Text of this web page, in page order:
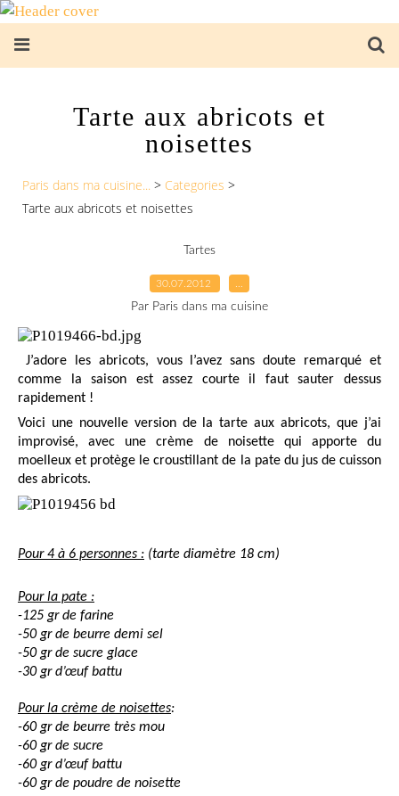
Tarte aux abricots et
noisettes
Paris dans ma cuisine... > Categories >
Tarte aux abricots et noisettes
Tartes
30.07.2012
Par Paris dans ma cuisine
J’adore les abricots, vous l’avez sans doute remarqué et
comme la saison est assez courte il faut sauter dessus
rapidement !
Voici une nouvelle version de la tarte aux abricots, que j’ai
improvisé, avec une crème de noisette qui apporte du
moelleux et protège le croustillant de la pate du jus de cuisson
des abricots.
Pour 4 à 6 personnes : (tarte diamètre 18 cm)
Pour la pate :
-125 gr de farine
-50 gr de beurre demi sel
-50 gr de sucre glace
-30 gr d’œuf battu
Pour la crème de noisettes:
-60 gr de beurre très mou
-60 gr de sucre
-60 gr d’œuf battu
-60 gr de poudre de noisette